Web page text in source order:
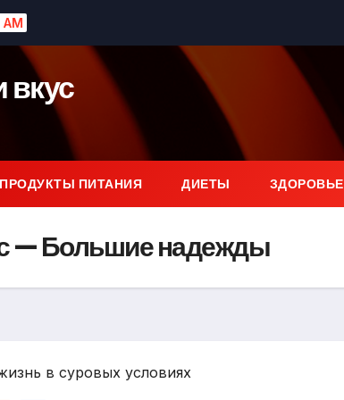
вкус
ПРОДУКТЫ ПИТАНИЯ ДИЕТЫ ЗДОРОВЬЕ
— Большие надежды
в суровых условиях